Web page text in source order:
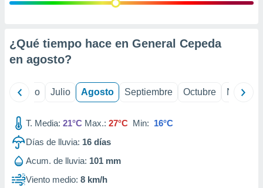
e
mediante
publicidad
de
1199
¿Qué tiempo hace en General Cepeda
en agosto?
Junio Julio Agosto Septiembre Octubre
T. Media: 21°C Max.: 27°C Min: 16°C
Días de lluvia: 16 días
Acum. de lluvia: 101 mm
Viento medio: 8 km/h